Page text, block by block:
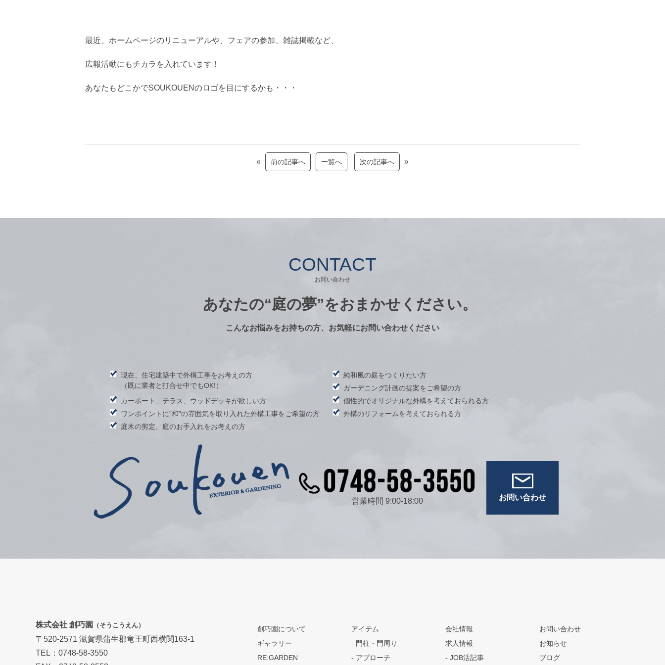
最近、ホームページのリニューアルや、フェアの参加、雑誌掲載など、
広報活動にもチカラを入れています！
あなたもどこかでSOUKOUENのロゴを目にするかも・・・
« 前の記事へ 一覧へ 次の記事へ »
CONTACT
お問い合わせ
あなたの“庭の夢”をおまかせください。
こんなお悩みをお持ちの方、お気軽にお問い合わせください
現在、住宅建築中で外構工事をお考えの方
（既に業者と打合せ中でもOK!）
純和風の庭をつくりたい方
ガーデニング計画の提案をご希望の方
カーポート、テラス、ウッドデッキが欲しい方
個性的でオリジナルな外構を考えておられる方
ワンポイントに”和”の雰囲気を取り入れた外構工事をご希望の方
外構のリフォームを考えておられる方
庭木の剪定、庭のお手入れをお考えの方
営業時間 9:00-18:00 お問い合わせ
株式会社 創巧園 （そうこうえん）
〒520-2571 滋賀県蒲生郡竜王町西横関163-1
TEL：0748-58-3550
創巧園について
ギャラリー
RE:GARDEN
アイテム
門柱・門周り
アプローチ
会社情報
求人情報
JOB活記事
お問い合わせ
お知らせ
ブログ